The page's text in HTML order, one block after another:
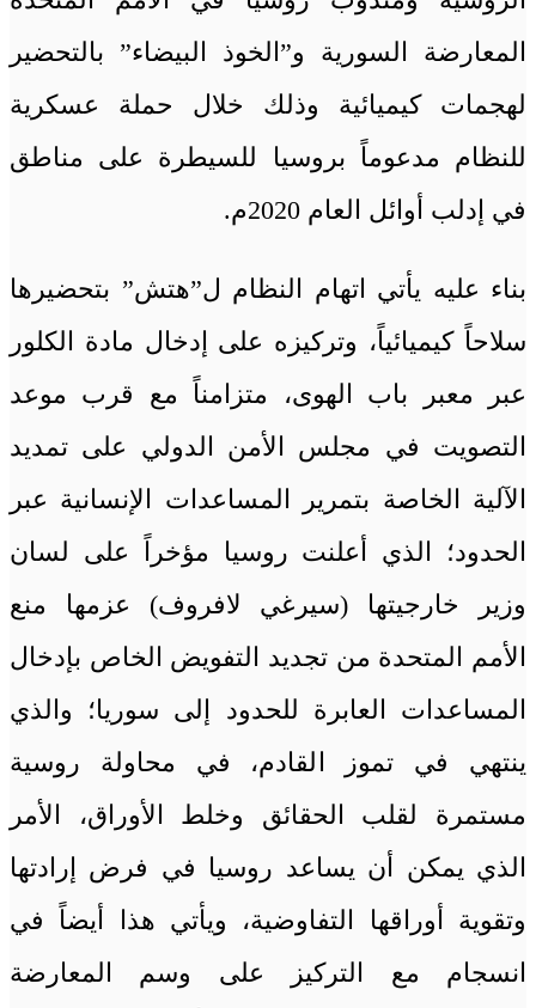
المعارضة السورية و”الخوذ البيضاء” بالتحضير
لهجمات كيميائية وذلك خلال حملة عسكرية
للنظام مدعوماً بروسيا للسيطرة على مناطق
في إدلب أوائل العام 2020م.
بناء عليه يأتي اتهام النظام ل”هتش” بتحضيرها
سلاحاً كيميائياً، وتركيزه على إدخال مادة الكلور
عبر معبر باب الهوى، متزامناً مع قرب موعد
التصويت في مجلس الأمن الدولي على تمديد
الآلية الخاصة بتمرير المساعدات الإنسانية عبر
الحدود؛ الذي أعلنت روسيا مؤخراً على لسان
وزير خارجيتها (سيرغي لافروف) عزمها منع
الأمم المتحدة من تجديد التفويض الخاص بإدخال
المساعدات العابرة للحدود إلى سوريا؛ والذي
ينتهي في تموز القادم، في محاولة روسية
مستمرة لقلب الحقائق وخلط الأوراق، الأمر
الذي يمكن أن يساعد روسيا في فرض إرادتها
وتقوية أوراقها التفاوضية، ويأتي هذا أيضاً في
انسجام مع التركيز على وسم المعارضة